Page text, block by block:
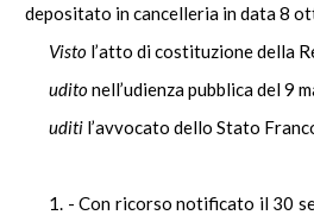
depositato in cancelleria in data 8
Visto l’atto di costituzione della
uditonell’udienza pubblica del 9
uditi l’avvocato dello Stato
1. - Con ricorso notificato il 30